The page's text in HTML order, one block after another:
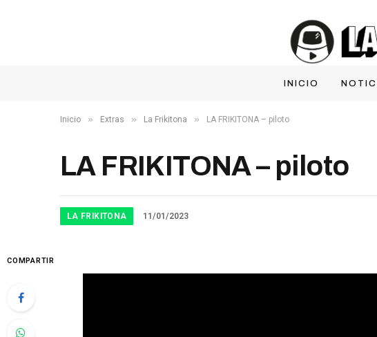
INICIO
Inicio » Extras » La Frikitona » LA FRIKITONA – piloto
LA FRIKITONA – piloto
LA FRIKITONA 11/01/2023
COMPARTIR